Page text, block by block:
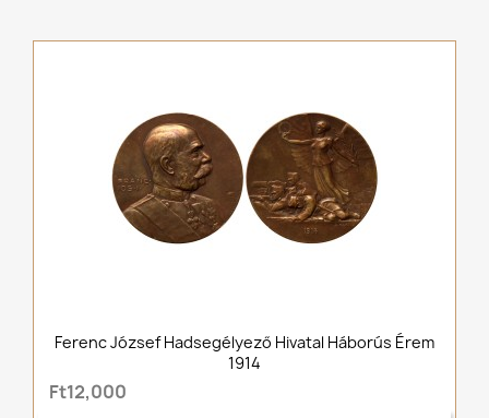
Ferenc József Hadsegélyező Hivatal Háborús Érem
1914
Ft12,000